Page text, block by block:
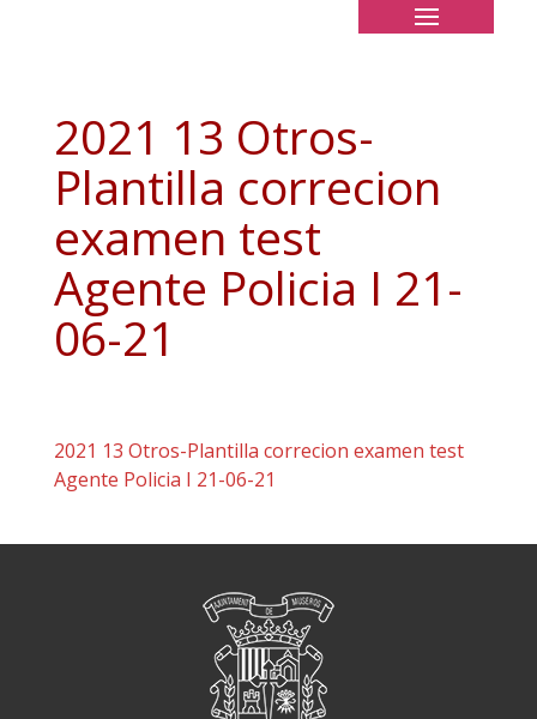
2021 13 Otros-
Plantilla correcion
examen test
Agente Policia I 21-
06-21
2021 13 Otros-Plantilla correcion examen test
Agente Policia I 21-06-21